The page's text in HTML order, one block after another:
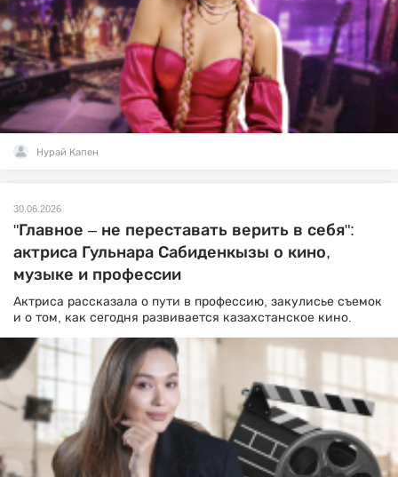
Нурай Капен
30.06.2026
"Главное – не переставать верить в себя":
актриса Гульнара Сабиденкызы о кино,
музыке и профессии
Актриса рассказала о пути в профессию, закулисье съемок
и о том, как сегодня развивается казахстанское кино.